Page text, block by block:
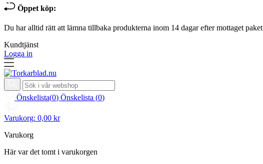
Öppet köp:
Du har alltid rätt att lämna tillbaka produkterna inom 14 dagar efter mottaget paket
Kundtjänst
Logga in
Önskelista(0) Önskelista (0)
Varukorg: 0,00 kr
Varukorg
Här var det tomt i varukorgen